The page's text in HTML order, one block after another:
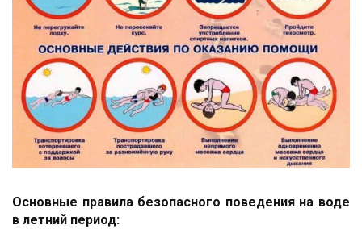
Основные правила безопасного поведения на воде
в летний период: